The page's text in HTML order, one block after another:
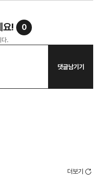
요! 0
다.
댓글남기기
더보기